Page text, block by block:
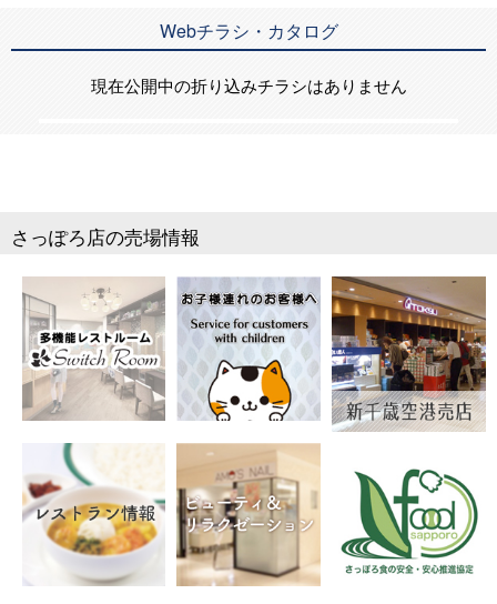
Webチラシ・カタログ
現在公開中の折り込みチラシはありません
さっぽろ店の売場情報